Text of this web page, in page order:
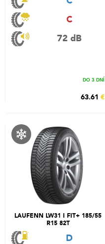
C
72 dB
DO 3 DNÍ
63.61 €
LAUFENN LW31 I FIT+ 185/55
R15 82T
D